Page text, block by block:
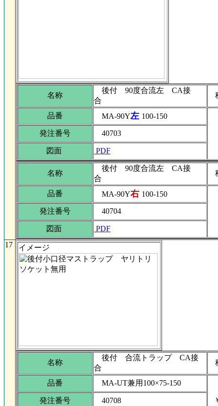
名称
後付 90度合流左 CA接
合
品番 MA-90Y左 100-150
発注番号 40703
図面 PDF
名称
後付 90度合流左 CA接
合
品番 MA-90Y右 100-150
発注番号 40704
図面
PDF
17
イメージ
名称
後付 合流トラップ CA接
合
品番 MA-UT兼用100×75-150
発注番号 40708